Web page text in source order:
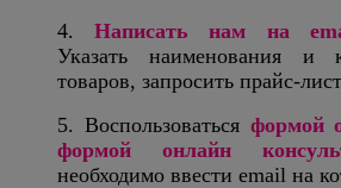
4.Написать нам на
Указать наименования и
товаров, запросить прайс-
5. Воспользоваться формой
формой онлайн
необходимо ввести email на